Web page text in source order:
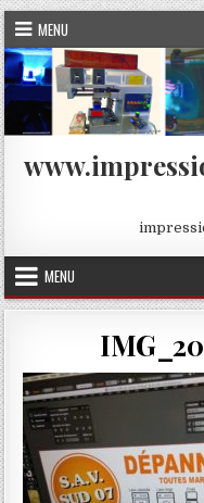
Skip
to
content
MENU
MENU